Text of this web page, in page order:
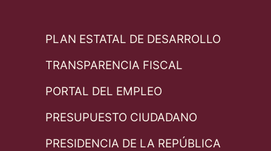
PLAN ESTATAL DE DESARROLLO
TRANSPARENCIA FISCAL
PORTAL DEL EMPLEO
PRESUPUESTO CIUDADANO
PRESIDENCIA DE LA REPÚBLICA